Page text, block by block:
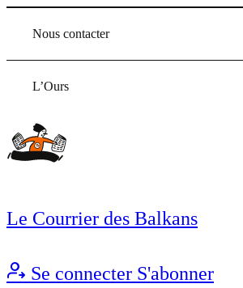
Nous contacter
L’Ours
Le Courrier des Balkans
Se connecter S'abonner